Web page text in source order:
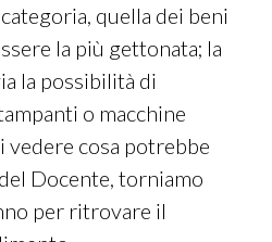
quella dei beni
la più gettonata; la
la possibilità di
o macchine
cosa potrebbe
Docente, torniamo
per ritrovare il